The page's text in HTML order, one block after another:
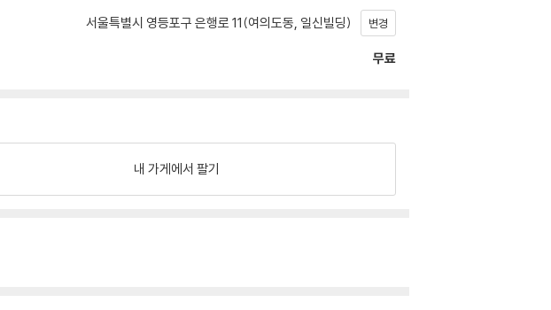
서울특별시 영등포구 은행로 11(여의도동, 일신빌딩) 변경
무료
내 가게에서 팔기